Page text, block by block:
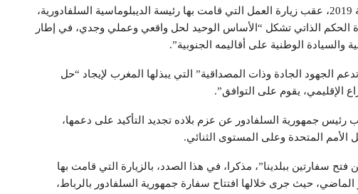
وأبرز البيان المشترك الذي صدر، سنة 2019، عقب زيارة العمل التي قامت بها رئيسة الديبلوماسية السلفادورية،
الحكم الذاتي تشكل “الأساس الوحيد لحل واقعي وعملي وجدي، في إطار
والسيادة الوطنية على أقاليمه الجنوبية”.
الجهود الجادة وذات المصداقية” التي يبذلها المغرب لإيجاد “حل
الإقليمي، يقوم على التوافق”.
رئيس جمهورية السلفادور عن عزم بلاده تجديد التأكيد على دعمها،
المتحدة وعلى المستوى الثنائي.
فتح سفارتين ببلدينا”، مذكرا، في هذا الصدد، بالزيارة التي قامت بها
الماضي، حيث جرى خلالها افتتاح سفارة جمهورية السلفادور بالرباط،